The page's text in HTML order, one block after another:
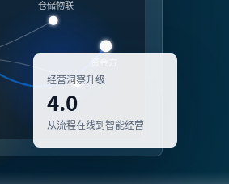
仓储物联
经营洞察升级
4.0
从流程在线到智能经营